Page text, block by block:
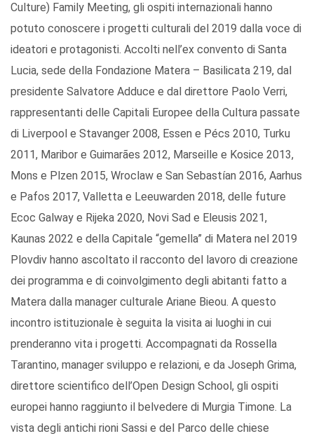
Culture) Family Meeting, gli ospiti internazionali hanno
potuto conoscere i progetti culturali del 2019 dalla voce di
ideatori e protagonisti. Accolti nell’ex convento di Santa
Lucia, sede della Fondazione Matera – Basilicata 219, dal
presidente Salvatore Adduce e dal direttore Paolo Verri,
rappresentanti delle Capitali Europee della Cultura passate
di Liverpool e Stavanger 2008, Essen e Pécs 2010, Turku
2011, Maribor e Guimarães 2012, Marseille e Kosice 2013,
Mons e Plzen 2015, Wroclaw e San Sebastían 2016, Aarhus
e Pafos 2017, Valletta e Leeuwarden 2018, delle future
Ecoc Galway e Rijeka 2020, Novi Sad e Eleusis 2021,
Kaunas 2022 e della Capitale “gemella” di Matera nel 2019
Plovdiv hanno ascoltato il racconto del lavoro di creazione
dei programma e di coinvolgimento degli abitanti fatto a
Matera dalla manager culturale Ariane Bieou. A questo
incontro istituzionale è seguita la visita ai luoghi in cui
prenderanno vita i progetti. Accompagnati da Rossella
Tarantino, manager sviluppo e relazioni, e da Joseph Grima,
direttore scientifico dell’Open Design School, gli ospiti
europei hanno raggiunto il belvedere di Murgia Timone. La
vista degli antichi rioni Sassi e del Parco delle chiese